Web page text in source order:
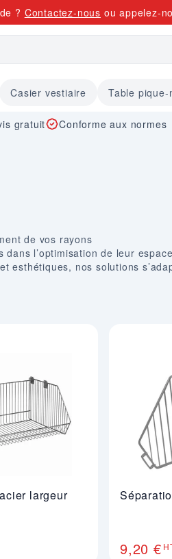
? Contactez-nous ou appelez-
Casier vestiaire Table pique-
gratuit Conforme aux normes
de vos rayons
l’optimisation de leur
esthétiques, nos solutions
nos paniers en fil
largeur
9,20 €